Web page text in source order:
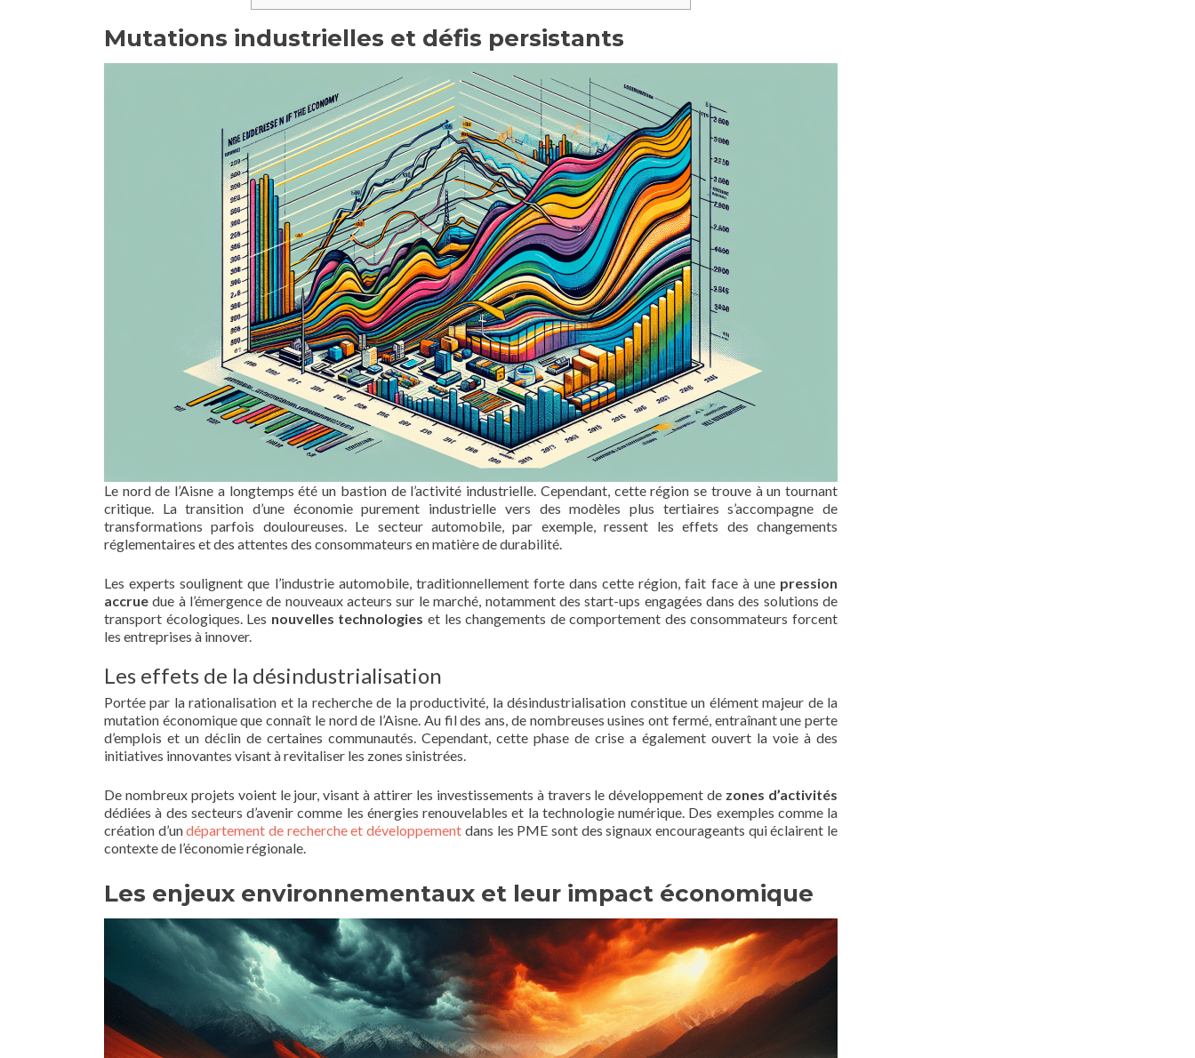
Mutations industrielles et défis persistants
Le nord de l’Aisne a longtemps été un bastion de l’activité industrielle. Cependant, cette région se trouve à un tournant
critique. La transition d’une économie purement industrielle vers des modèles plus tertiaires s’accompagne de
transformations parfois douloureuses. Le secteur automobile, par exemple, ressent les effets des changements
réglementaires et des attentes des consommateurs en matière de durabilité.
Les experts soulignent que l’industrie automobile, traditionnellement forte dans cette région, fait face à une pression
accrue due à l’émergence de nouveaux acteurs sur le marché, notamment des start-ups engagées dans des solutions de
transport écologiques. Les nouvelles technologies et les changements de comportement des consommateurs forcent
les entreprises à innover.
Les effets de la désindustrialisation
Portée par la rationalisation et la recherche de la productivité, la désindustrialisation constitue un élément majeur de la
mutation économique que connaît le nord de l’Aisne. Au fil des ans, de nombreuses usines ont fermé, entraînant une perte
d’emplois et un déclin de certaines communautés. Cependant, cette phase de crise a également ouvert la voie à des
initiatives innovantes visant à revitaliser les zones sinistrées.
De nombreux projets voient le jour, visant à attirer les investissements à travers le développement de zones d’activités
dédiées à des secteurs d’avenir comme les énergies renouvelables et la technologie numérique. Des exemples comme la
création d’undépartement de recherche et développement dans les PME sont des signaux encourageants qui éclairent le
contexte de l’économie régionale.
Les enjeux environnementaux et leur impact économique